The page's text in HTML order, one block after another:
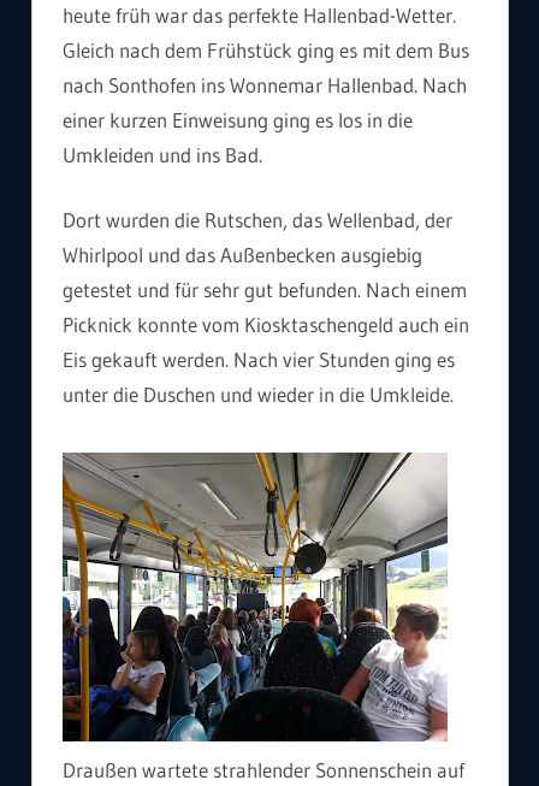
heute früh war das perfekte Hallenbad-Wetter.
Gleich nach dem Frühstück ging es mit dem Bus
nach Sonthofen ins Wonnemar Hallenbad. Nach
einer kurzen Einweisung ging es los in die
Umkleiden und ins Bad.
Dort wurden die Rutschen, das Wellenbad, der
Whirlpool und das Außenbecken ausgiebig
getestet und für sehr gut befunden. Nach einem
Picknick konnte vom Kiosktaschengeld auch ein
Eis gekauft werden. Nach vier Stunden ging es
unter die Duschen und wieder in die Umkleide.
Draußen wartete strahlender Sonnenschein auf